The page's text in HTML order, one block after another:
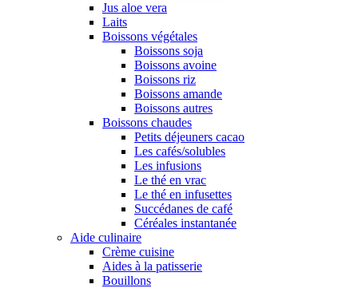
Jus aloe vera
Laits
Boissons végétales
Boissons soja
Boissons avoine
Boissons riz
Boissons amande
Boissons autres
Boissons chaudes
Petits déjeuners cacao
Les cafés/solubles
Les infusions
Le thé en vrac
Le thé en infusettes
Succédanes de café
Céréales instantanée
Aide culinaire
Crème cuisine
Aides à la patisserie
Bouillons